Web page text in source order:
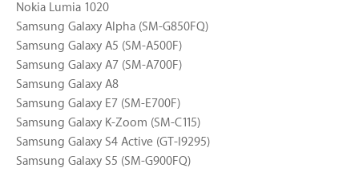
Nokia Lumia 1020
Samsung Galaxy Alpha (SM-G850FQ)
Samsung Galaxy A5 (SM-A500F)
Samsung Galaxy A7 (SM-A700F)
Samsung Galaxy A8
Samsung Galaxy E7 (SM-E700F)
Samsung Galaxy K-Zoom (SM-C115)
Samsung Galaxy S4 Active (GT-I9295)
Samsung Galaxy S5 (SM-G900FQ)